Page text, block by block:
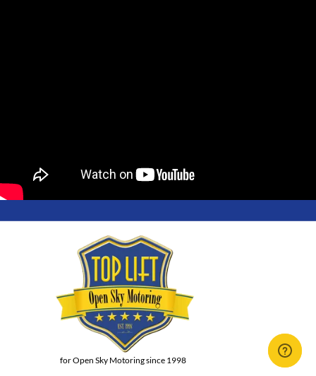
for Open Sky Motoring since 1998